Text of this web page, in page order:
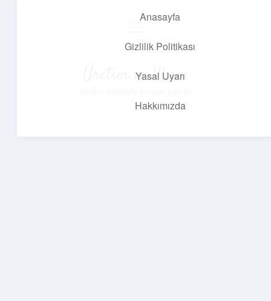
Anasayfa
Gizlilik Politikası
Yasal Uyarı
Hakkımızda
Üretim ve İlham